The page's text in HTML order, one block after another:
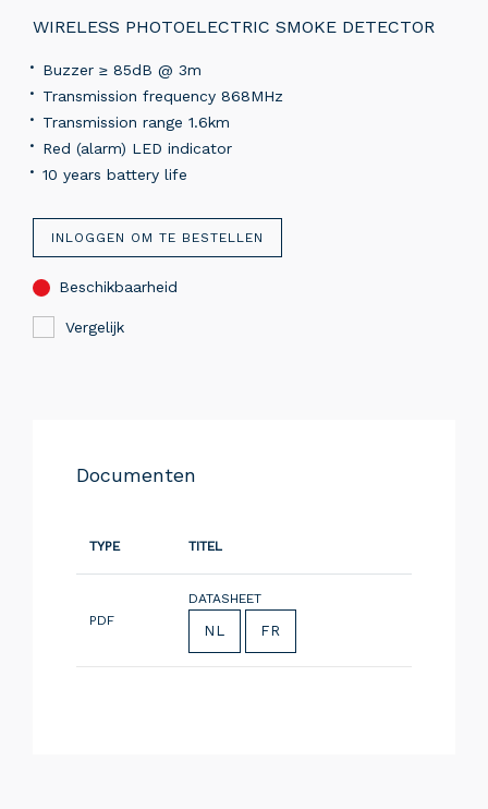
WIRELESS PHOTOELECTRIC SMOKE DETECTOR
Buzzer ≥ 85dB @ 3m
Transmission frequency 868MHz
Transmission range 1.6km
Red (alarm) LED indicator
10 years battery life
INLOGGEN OM TE BESTELLEN
Beschikbaarheid
Vergelijk
Documenten
TYPE TITEL
PDF
DATASHEET
NL FR